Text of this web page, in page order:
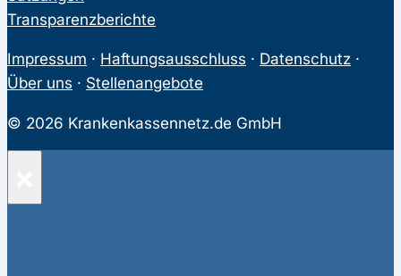
Transparenzberichte
Impressum · Haftungsausschluss · Datenschutz ·
Über uns · Stellenangebote
© 2026 Krankenkassennetz.de GmbH